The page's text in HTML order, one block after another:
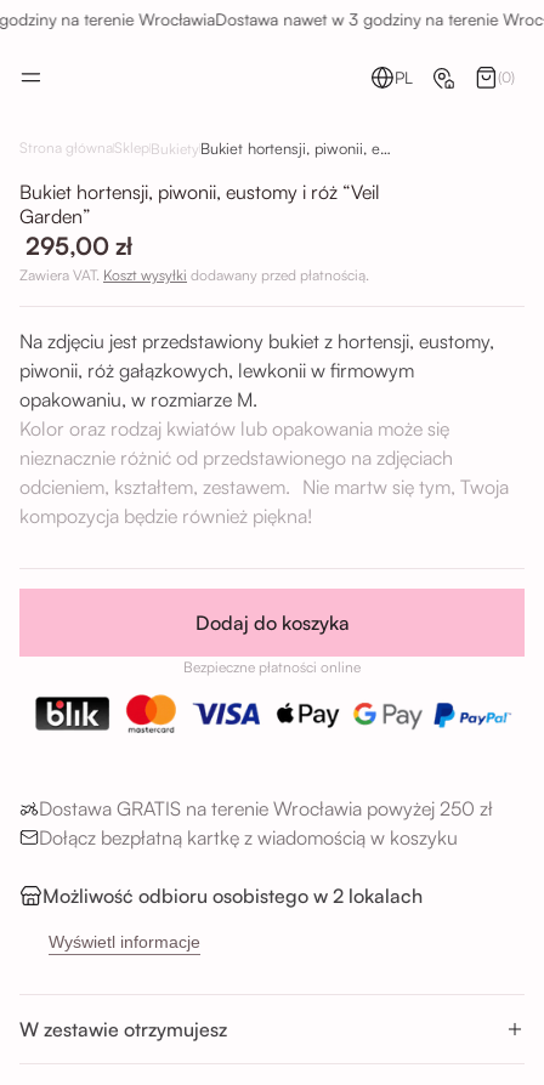
na terenie WrocławiaDostawa nawet w 3 godziny na terenie
PL (0)
Strona główna Sklep Bukiety Bukiet hortensji, piwonii, eustomy i róż “Veil Garden”
Bukiet hortensji, piwonii, eustomy i róż “Veil
Garden”
295,00 zł
Zawiera VAT. Koszt wysyłki dodawany przed płatnością.
Na zdjęciu jest przedstawiony bukiet z hortensji, eustomy,
piwonii, róż gałązkowych, lewkonii w firmowym
opakowaniu, w rozmiarze M.
Kolor oraz rodzaj kwiatów lub opakowania może się
nieznacznie różnić od przedstawionego na zdjęciach
odcieniem, kształtem, zestawem. Nie martw się tym, Twoja
kompozycja będzie również piękna!
Dodaj do koszyka
Bezpieczne płatności online
Dostawa GRATIS na terenie Wrocławia powyżej 250 zł
Dołącz bezpłatną kartkę z wiadomością w koszyku
Możliwość odbioru osobistego w 2 lokalach
Sikorskiego 5H, 53-659 Wrocław
Godziny odbioru:
Pon-Sob : 11:00 - 14:00; 14:00 - 17:00; 17:00 - 20:00
Nd : 11:00 - 14:00; 14:00 - 17:00
Wyświetl informacje
W zestawie otrzymujesz